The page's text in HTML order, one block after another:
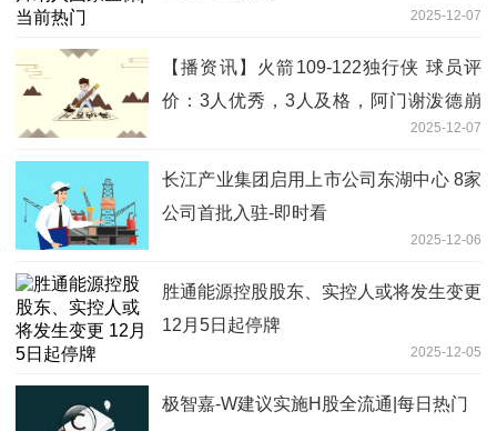
2025-12-07
【播资讯】火箭109-122独行侠 球员评
价：3人优秀，3人及格，阿门谢泼德崩
2025-12-07
长江产业集团启用上市公司东湖中心 8家
公司首批入驻-即时看
2025-12-06
胜通能源控股股东、实控人或将发生变更
12月5日起停牌
2025-12-05
极智嘉-W建议实施H股全流通|每日热门